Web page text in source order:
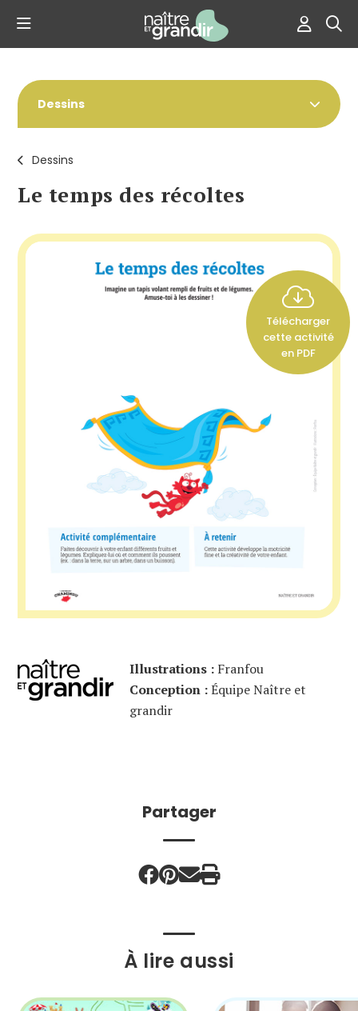
Dessins
Le temps des récoltes
Dessins
Télécharger
cette activité
en PDF
Illustrations : Franfou
Conception :Équipe Naître et
grandir
Partager
À lire aussi